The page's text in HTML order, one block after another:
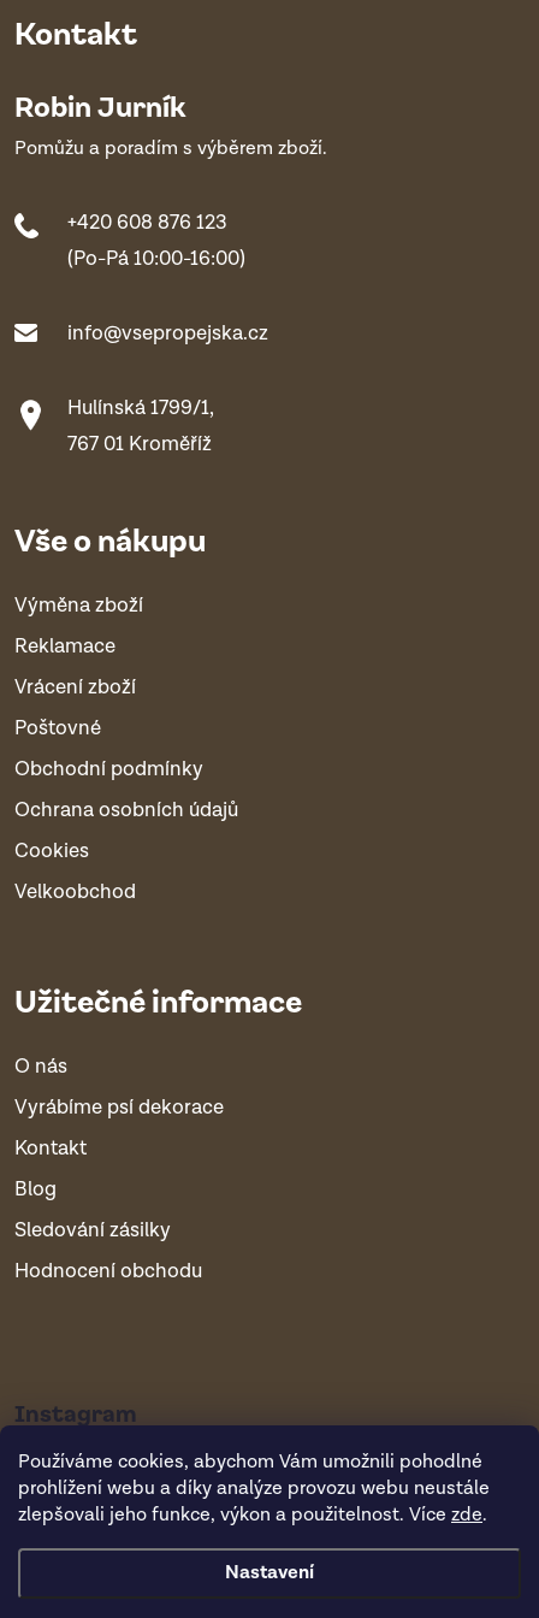
Používáme cookies, abychom Vám umožnili pohodlné
prohlížení webu a díky analýze provozu webu neustále
zlepšovali jeho funkce, výkon a použitelnost. Více zde.
Nastavení
Kontakt
Robin Jurník
Pomůžu a poradím s výběrem zboží.
+420 608 876 123
(Po-Pá 10:00-16:00)
info@vsepropejska.cz
Hulínská 1799/1,
767 01 Kroměříž
Vše o nákupu
Výměna zboží
Reklamace
Vrácení zboží
Poštovné
Obchodní podmínky
Ochrana osobních údajů
Cookies
Velkoobchod
Užitečné informace
O nás
Vyrábíme psí dekorace
Kontakt
Blog
Sledování zásilky
Hodnocení obchodu
Instagram